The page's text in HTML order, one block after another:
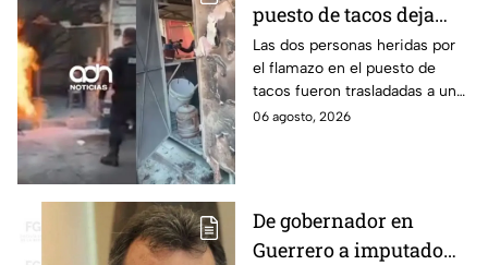
puesto de tacos deja
dos heridos en CDMX
Las dos personas heridas por
el flamazo en el puesto de
tacos fueron trasladadas a un
hospital para recibir atención
06 agosto, 2026
De gobernador en
Guerrero a imputado